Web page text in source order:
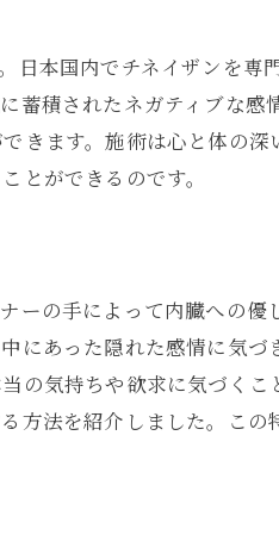
日本国内でチネイザンを専
蓄積されたネガティブな感
きます。施術は心と体の深
とができるのです。
ーの手によって内臓への優
にあった隠れた感情に気づ
の気持ちや欲求に気づくこ
方法を紹介しました。この